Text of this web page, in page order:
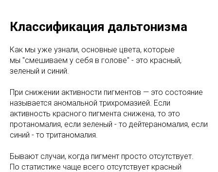
Классификация дальтонизма
Как мы уже узнали, основные цвета, которые
мы "смешиваем у себя в голове" - это красный,
зеленый и синий.
При снижении активности пигментов — это состояние
называется аномальной трихромазией. Если
активность красного пигмента снижена, то это
протаномалия, если зеленый - то дейтераномалия, если
синий - то тританомалия.
Бывают случаи, когда пигмент просто отсутствует.
По статистике чаще всего отсутствует красный